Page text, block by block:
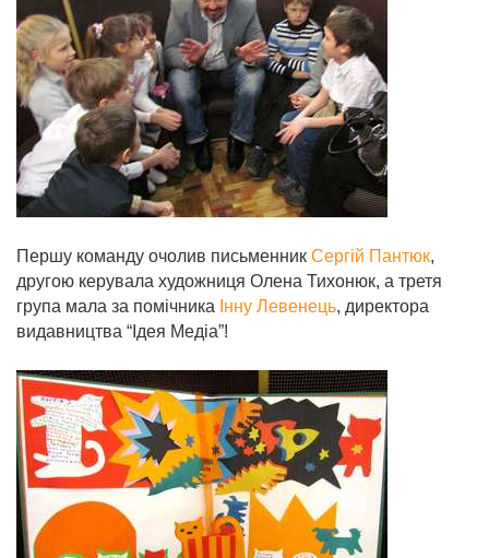
Першу команду очолив письменник Сергій Пантюк,
другою керувала художниця Олена Тихонюк, а третя
група мала за помічника Інну Левенець, директора
видавництва “Ідея Медіа”!